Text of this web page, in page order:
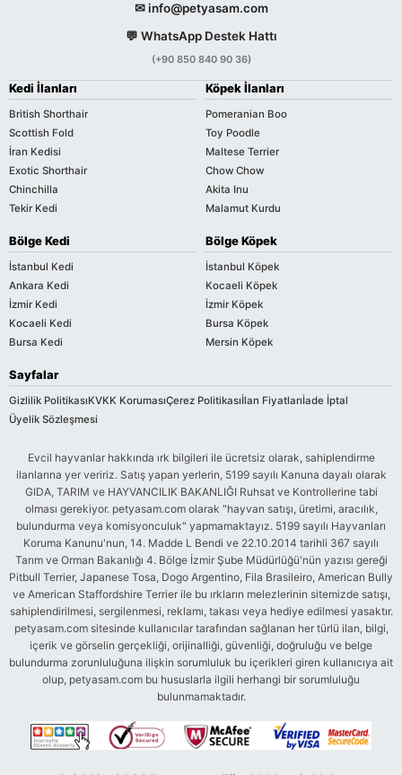
✉ info@petyasam.com
💬 WhatsApp Destek Hattı
(+90 850 840 90 36)
Kedi İlanları
British Shorthair
Scottish Fold
İran Kedisi
Exotic Shorthair
Chinchilla
Tekir Kedi
Köpek İlanları
Pomeranian Boo
Toy Poodle
Maltese Terrier
Chow Chow
Akita Inu
Malamut Kurdu
Bölge Kedi
İstanbul Kedi
Ankara Kedi
İzmir Kedi
Kocaeli Kedi
Bursa Kedi
Bölge Köpek
İstanbul Köpek
Kocaeli Köpek
İzmir Köpek
Bursa Köpek
Mersin Köpek
Sayfalar
Gizlilik PolitikasıKVKK KorumasıÇerez Politikasıİlan Fiyatlarıİade İptal
Üyelik Sözleşmesi
Evcil hayvanlar hakkında ırk bilgileri ile ücretsiz olarak, sahiplendirme
ilanlarına yer veririz. Satış yapan yerlerin, 5199 sayılı Kanuna dayalı olarak
GIDA, TARIM ve HAYVANCILIK BAKANLIĞI Ruhsat ve Kontrollerine tabi
olması gerekiyor. petyasam.com olarak "hayvan satışı, üretimi, aracılık,
bulundurma veya komisyonculuk" yapmamaktayız. 5199 sayılı Hayvanları
Koruma Kanunu'nun, 14. Madde L Bendi ve 22.10.2014 tarihli 367 sayılı
Tarım ve Orman Bakanlığı 4. Bölge İzmir Şube Müdürlüğü'nün yazısı gereği
Pitbull Terrier, Japanese Tosa, Dogo Argentino, Fila Brasileiro, American Bully
ve American Staffordshire Terrier ile bu ırkların melezlerinin sitemizde satışı,
sahiplendirilmesi, sergilenmesi, reklamı, takası veya hediye edilmesi yasaktır.
petyasam.com sitesinde kullanıcılar tarafından sağlanan her türlü ilan, bilgi,
içerik ve görselin gerçekliği, orijinalliği, güvenliği, doğruluğu ve belge
bulundurma zorunluluğuna ilişkin sorumluluk bu içerikleri giren kullanıcıya ait
olup, petyasam.com bu hususlarla ilgili herhangi bir sorumluluğu
bulunmamaktadır.